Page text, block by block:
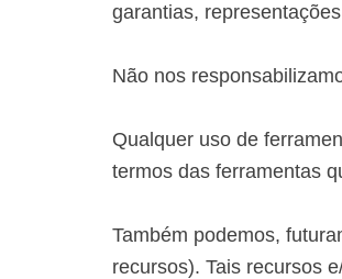
garantias,
Não nos
Qualquer uso de
termos das ferramentas
Também podemos,
recursos). Tais recursos